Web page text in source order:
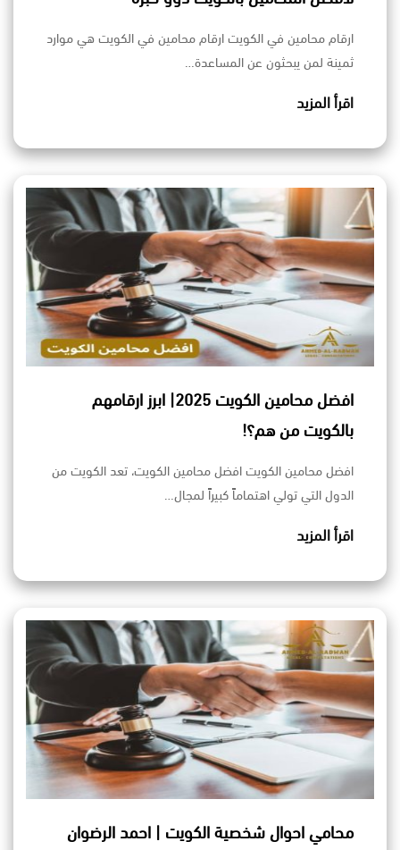
ارقام محامين في الكويت ارقام محامين في الكويت هي موارد
ثمينة لمن يبحثون عن المساعدة…
اقرأ المزيد
افضل محامين الكويت 2025| ابرز ارقامهم
بالكويت من هم؟!
افضل محامين الكويت افضل محامين الكويت، تعد الكويت من
الدول التي تولي اهتماماً كبيراً لمجال…
اقرأ المزيد
محامي احوال شخصية الكويت | احمد الرضوان